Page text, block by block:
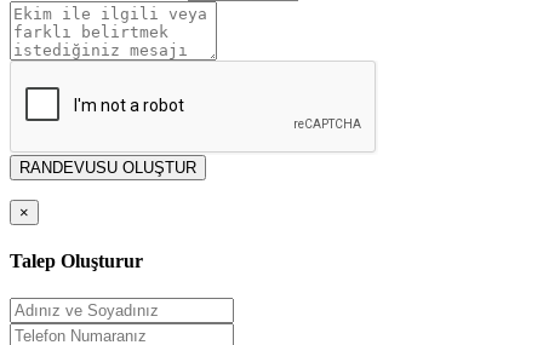
RANDEVUSU OLUŞTUR
×
Talep Oluşturur